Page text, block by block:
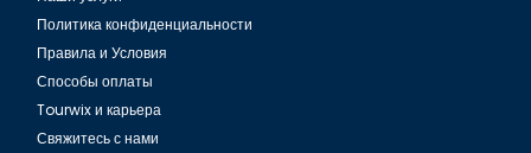
Политика конфиденциальности
Правила и Условия
Способы оплаты
Tourwix и карьера
Свяжитесь с нами